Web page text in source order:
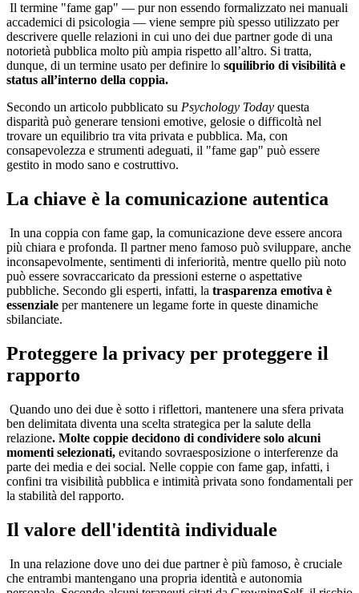
Il termine "fame gap" — pur non essendo formalizzato nei manuali
accademici di psicologia — viene sempre più spesso utilizzato per
descrivere quelle relazioni in cui uno dei due partner gode di una
notorietà pubblica molto più ampia rispetto all’altro. Si tratta,
dunque, di un termine usato per definire lo squilibrio di visibilità e
status all’interno della coppia.
Secondo un articolo pubblicato su Psychology Today questa
disparità può generare tensioni emotive, gelosie o difficoltà nel
trovare un equilibrio tra vita privata e pubblica. Ma, con
consapevolezza e strumenti adeguati, il "fame gap" può essere
gestito in modo sano e costruttivo.
La chiave è la comunicazione autentica
In una coppia con fame gap, la comunicazione deve essere ancora
più chiara e profonda. Il partner meno famoso può sviluppare, anche
inconsapevolmente, sentimenti di inferiorità, mentre quello più noto
può essere sovraccaricato da pressioni esterne o aspettative
pubbliche. Secondo gli esperti, infatti, la trasparenza emotiva è
essenziale per mantenere un legame forte in queste dinamiche
sbilanciate.
Proteggere la privacy per proteggere il
rapporto
Quando uno dei due è sotto i riflettori, mantenere una sfera privata
ben delimitata diventa una scelta strategica per la salute della
relazione. Molte coppie decidono di condividere solo alcuni
momenti selezionati, evitando sovraesposizione o interferenze da
parte dei media e dei social. Nelle coppie con fame gap, infatti, i
confini tra visibilità pubblica e intimità privata sono fondamentali per
la stabilità del rapporto.
Il valore dell'identità individuale
In una relazione dove uno dei due partner è più famoso, è cruciale
che entrambi mantengano una propria identità e autonomia